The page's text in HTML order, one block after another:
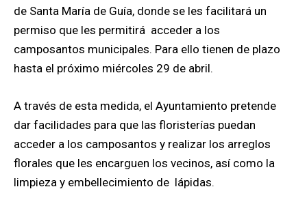
de Santa María de Guía, donde se les facilitará un
permiso que les permitirá acceder a los
camposantos municipales. Para ello tienen de plazo
hasta el próximo miércoles 29 de abril.
A través de esta medida, el Ayuntamiento pretende
dar facilidades para que las floristerías puedan
acceder a los camposantos y realizar los arreglos
florales que les encarguen los vecinos, así como la
limpieza y embellecimiento de lápidas.